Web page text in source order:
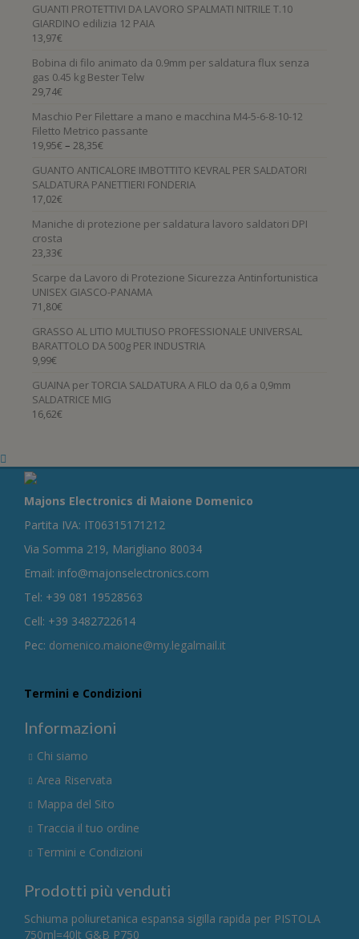
GUANTI PROTETTIVI DA LAVORO SPALMATI NITRILE T.10
GIARDINO edilizia 12 PAIA
13,97€
Bobina di filo animato da 0.9mm per saldatura flux senza
gas 0.45 kg Bester Telw
29,74€
Maschio Per Filettare a mano e macchina M4-5-6-8-10-12
Filetto Metrico passante
19,95€ – 28,35€
GUANTO ANTICALORE IMBOTTITO KEVRAL PER SALDATORI
SALDATURA PANETTIERI FONDERIA
17,02€
Maniche di protezione per saldatura lavoro saldatori DPI
crosta
23,33€
Scarpe da Lavoro di Protezione Sicurezza Antinfortunistica
UNISEX GIASCO-PANAMA
71,80€
GRASSO AL LITIO MULTIUSO PROFESSIONALE UNIVERSAL
BARATTOLO DA 500g PER INDUSTRIA
9,99€
GUAINA per TORCIA SALDATURA A FILO da 0,6 a 0,9mm
SALDATRICE MIG
16,62€
Majons Electronics di Maione Domenico
Partita IVA: IT06315171212
Via Somma 219, Marigliano 80034
Email: info@majonselectronics.com
Tel: +39 081 19528563
Cell: +39 3482722614
Pec: domenico.maione@my.legalmail.it
Termini e Condizioni
Informazioni
Chi siamo
Area Riservata
Mappa del Sito
Traccia il tuo ordine
Termini e Condizioni
Prodotti più venduti
Schiuma poliuretanica espansa sigilla rapida per PISTOLA
750ml=40lt G&B P750